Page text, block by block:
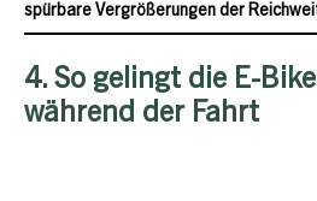
spürbare Vergrößerungen der
4. So gelingt die E-
während der Fahrt